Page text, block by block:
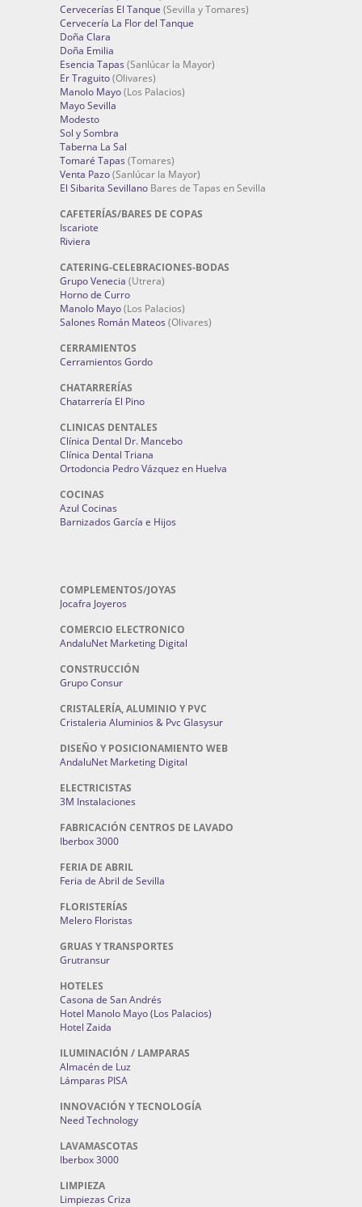
Cervecerías El Tanque (Sevilla y Tomares)
Cervecería La Flor del Tanque
Doña Clara
Doña Emilia
Esencia Tapas (Sanlúcar la Mayor)
Er Traguito(Olivares)
Manolo Mayo(Los Palacios)
Mayo Sevilla
Modesto
Sol y Sombra
Taberna La Sal
Tomaré Tapas (Tomares)
Venta Pazo(Sanlúcar la Mayor)
El Sibarita Sevillano Bares de Tapas en Sevilla
CAFETERÍAS/BARES DE COPAS
Iscariote
Riviera
CATERING-CELEBRACIONES-BODAS
Grupo Venecia (Utrera)
Horno de Curro
Manolo Mayo(Los Palacios)
Salones Román Mateos (Olivares)
CERRAMIENTOS
Cerramientos Gordo
CHATARRERÍAS
Chatarrería El Pino
CLINICAS DENTALES
Clínica Dental Dr. Mancebo
Clínica Dental Triana
Ortodoncia Pedro Vázquez en Huelva
COCINAS
Azul Cocinas
Barnizados García e Hijos
COMPLEMENTOS/JOYAS
Jocafra Joyeros
COMERCIO ELECTRONICO
AndaluNet Marketing Digital
CONSTRUCCIÓN
Grupo Consur
CRISTALERÍA, ALUMINIO Y PVC
Cristaleria Aluminios & Pvc Glasysur
DISEÑO Y POSICIONAMIENTO WEB
AndaluNet Marketing Digital
ELECTRICISTAS
3M Instalaciones
FABRICACIÓN CENTROS DE LAVADO
Iberbox 3000
FERIA DE ABRIL
Feria de Abril de Sevilla
FLORISTERÍAS
Melero Floristas
GRUAS Y TRANSPORTES
Grutransur
HOTELES
Casona de San Andrés
Hotel Manolo Mayo (Los Palacios)
Hotel Zaida
ILUMINACIÓN / LAMPARAS
Almacén de Luz
Lámparas PISA
INNOVACIÓN Y TECNOLOGÍA
Need Technology
LAVAMASCOTAS
Iberbox 3000
LIMPIEZA
Limpiezas Criza